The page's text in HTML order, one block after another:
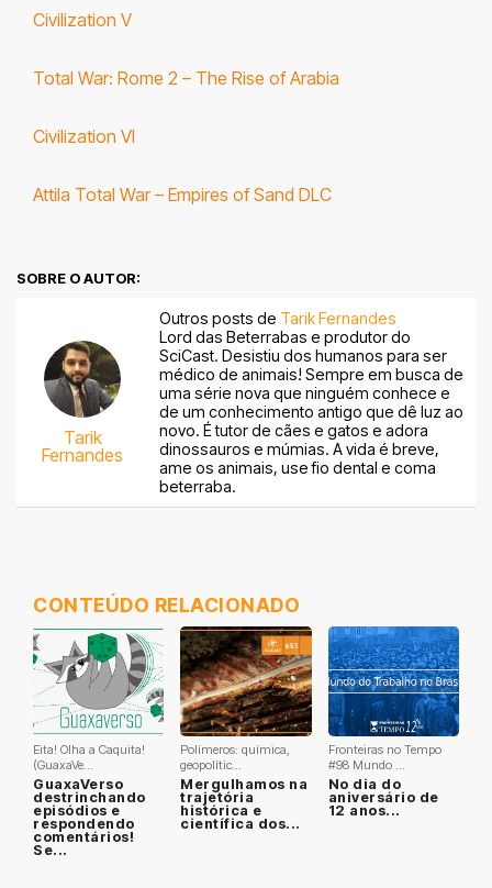
Civilization V
Total War: Rome 2 – The Rise of Arabia
Civilization VI
Attila Total War – Empires of Sand DLC
SOBRE O AUTOR:
Tarik
Fernandes
Outros posts de Tarik Fernandes
Lord das Beterrabas e produtor do
SciCast. Desistiu dos humanos para ser
médico de animais! Sempre em busca de
uma série nova que ninguém conhece e
de um conhecimento antigo que dê luz ao
novo. É tutor de cães e gatos e adora
dinossauros e múmias. A vida é breve,
ame os animais, use fio dental e coma
beterraba.
CONTEÚDO RELACIONADO
Eita! Olha a Caquita!
(GuaxaVe...
GuaxaVerso
destrinchando
episódios e
respondendo
comentários!
Se...
Polímeros: química,
geopolític...
Mergulhamos na
trajetória
histórica e
científica dos...
Fronteiras no Tempo
#98 Mundo ...
No dia do
aniversário de
12 anos...